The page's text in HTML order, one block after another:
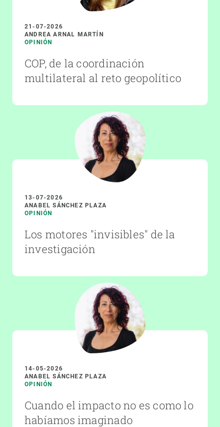
21-07-2026
ANDREA ARNAL MARTÍN
OPINIÓN
COP, de la coordinación
multilateral al reto geopolítico
13-07-2026
ANABEL SÁNCHEZ PLAZA
OPINIÓN
Los motores "invisibles" de la
investigación
14-05-2026
ANABEL SÁNCHEZ PLAZA
OPINIÓN
Cuando el impacto no es como lo
habíamos imaginado